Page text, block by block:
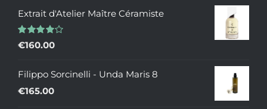
prezzo:
Extrait d'Atelier Maître Céramiste
Valutato
€160.00
Filippo Sorcinelli - Unda Maris 8
€165.00